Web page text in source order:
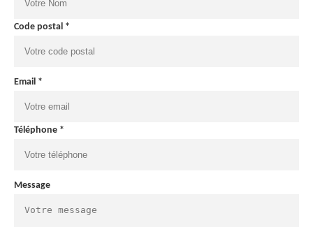
Code postal *
Email *
Téléphone *
Message